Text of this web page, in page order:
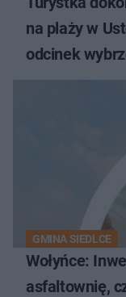
na plaży w
odcinek
GMINA SIEDLCE
Wołyńce:
asfaltownię,